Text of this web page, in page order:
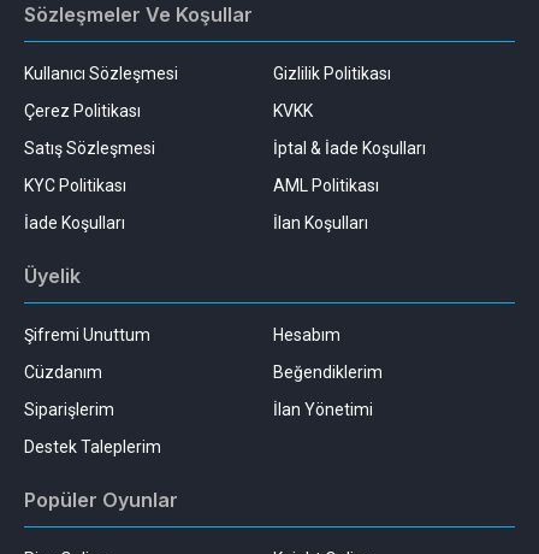
Sözleşmeler Ve Koşullar
Kullanıcı Sözleşmesi
Gizlilik Politikası
Çerez Politikası
KVKK
Satış Sözleşmesi
İptal & İade Koşulları
KYC Politikası
AML Politikası
İade Koşulları
İlan Koşulları
Üyelik
Şifremi Unuttum
Hesabım
Cüzdanım
Beğendiklerim
Siparişlerim
İlan Yönetimi
Destek Taleplerim
Popüler Oyunlar